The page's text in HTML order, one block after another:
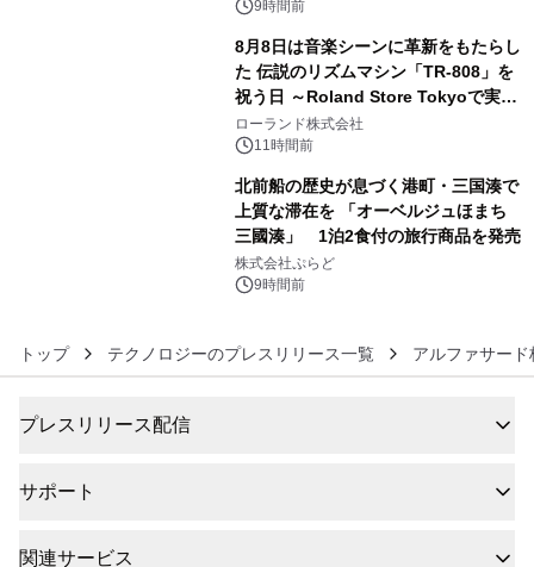
9時間前
8月8日は音楽シーンに革新をもたらし
た 伝説のリズムマシン「TR-808」を
祝う日 ～Roland Store Tokyoで実機
を展示しての 記念キャンペーンを開
催 英国ラジオ「NTS」の 特別プログ
アーティストを フィーチャーしたアニ
メーションを公開～
ローランド株式会社
11時間前
北前船の歴史が息づく港町・三国湊で
上質な滞在を 「オーベルジュほまち
三國湊」 1泊2食付の旅行商品を発売
株式会社ぷらど
9時間前
トップ テクノロジーのプレスリリース一覧 アルファサード
プレスリリース配信
サポート
関連サービス